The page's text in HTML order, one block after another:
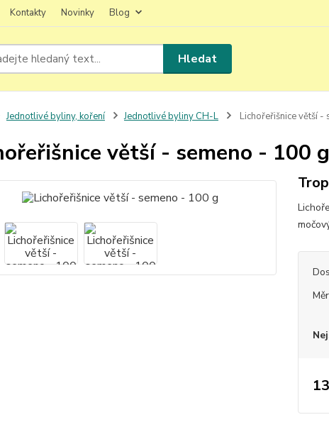
Kontakty Novinky Blog
Hledat
Jednotlivé byliny, koření Jednotlivé byliny CH-L Lichořeřišnice větší -
větší - semeno - 100 g